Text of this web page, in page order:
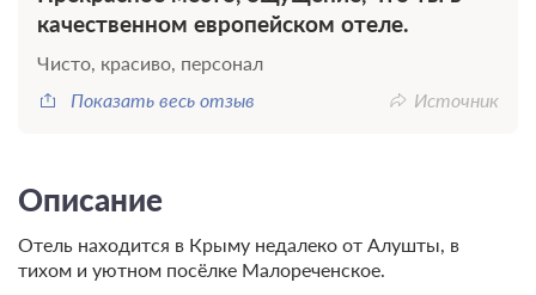
качественном европейском отеле.
Чисто, красиво, персонал
Показать весь отзыв
Источник
Описание
Отель находится в Крыму недалеко от Алушты, в
тихом и уютном посёлке Малореченское.